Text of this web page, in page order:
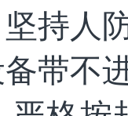
持人
带不